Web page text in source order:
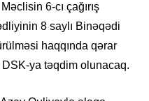
6-cı çağırış
8 saylı Binəqədi
haqqında qərar
ya təqdim olunacaq.